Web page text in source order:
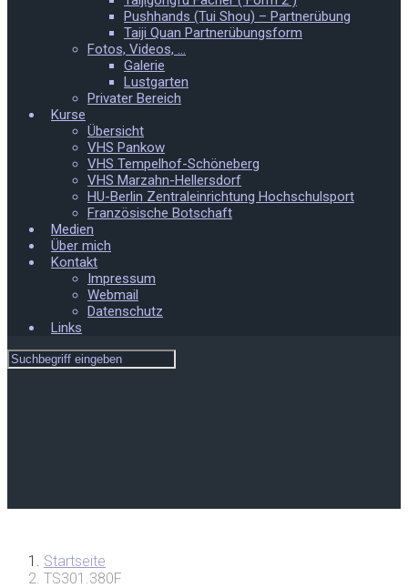
Pushhands (Tui Shou) – Partnerübung
Taiji Quan Partnerübungsform
Fotos, Videos, …
Galerie
Lustgarten
Privater Bereich
Kurse
Übersicht
VHS Pankow
VHS Tempelhof-Schöneberg
VHS Marzahn-Hellersdorf
HU-Berlin Zentraleinrichtung Hochschulsport
Französische Botschaft
Medien
Über mich
Kontakt
Impressum
Webmail
Datenschutz
Links
Startseite
TS301.380F